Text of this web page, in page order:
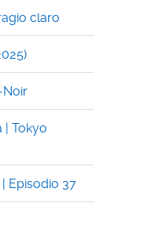
claro
Noir
| Tokyo
Episodio 37